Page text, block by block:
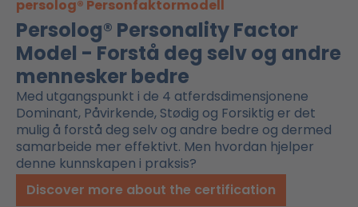
persolog® Personfaktormodell
Persolog® Personality Factor
Model - Forstå deg selv og andre
mennesker bedre
Med utgangspunkt i de 4 atferdsdimensjonene
Dominant, Påvirkende, Stødig og Forsiktig er det
mulig å forstå deg selv og andre bedre og dermed
samarbeide mer effektivt. Men hvordan hjelper
denne kunnskapen i praksis?
Discover more about the certification